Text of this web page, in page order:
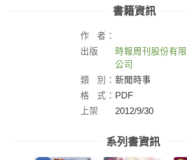
書籍資訊
作
者：
出版
時報周刊股份有限
公司
類
別： 新聞時事
格
式： PDF
上架
2012/9/30
系列書資訊